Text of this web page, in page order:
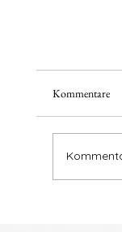
Wer
Kommentare